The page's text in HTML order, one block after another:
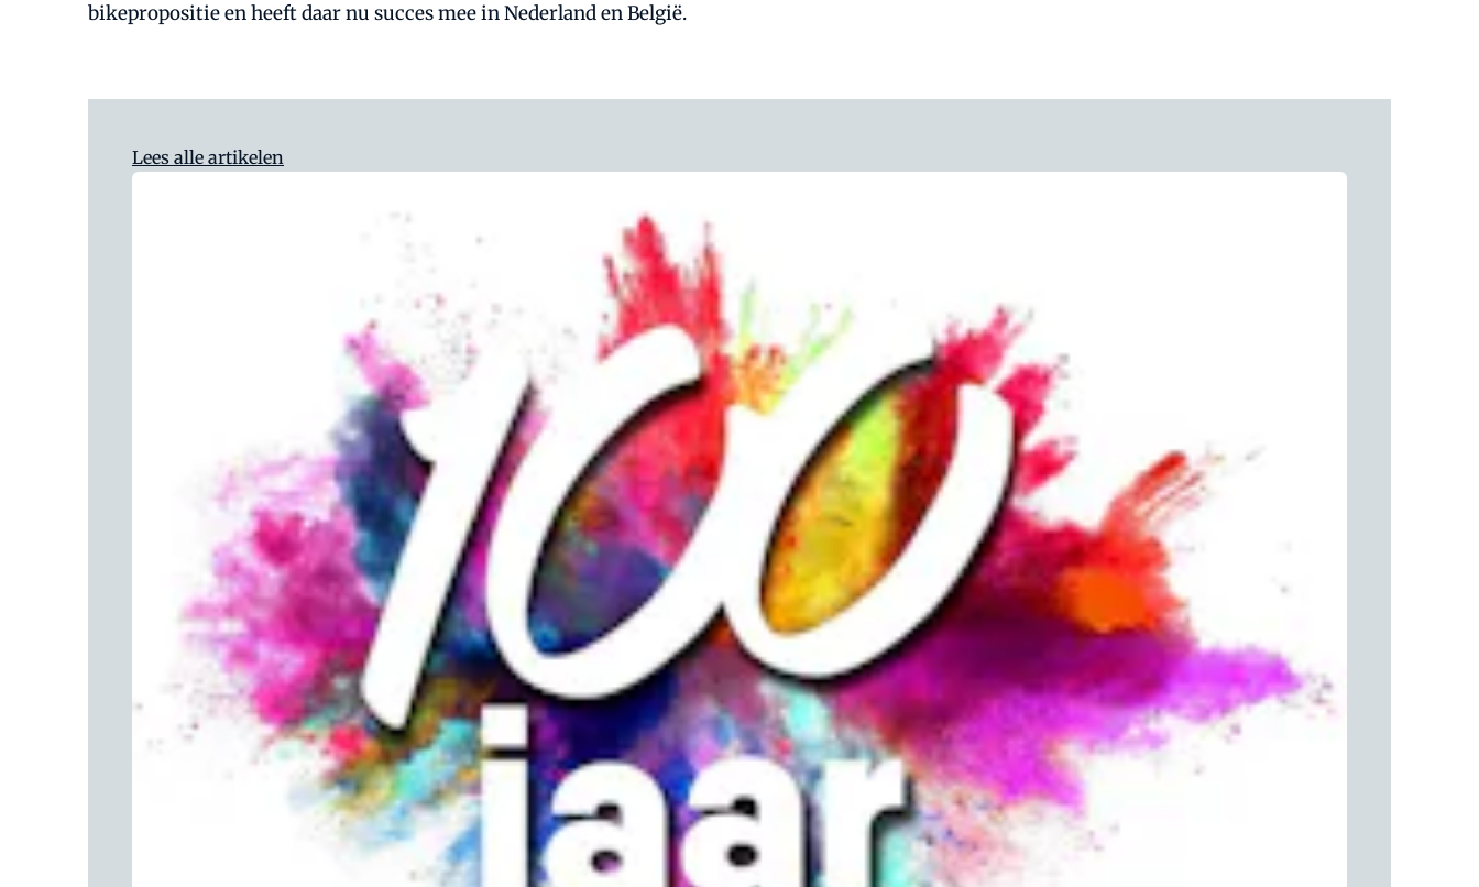
bikepropositie en heeft daar nu succes mee in Nederland en België.
Lees alle artikelen